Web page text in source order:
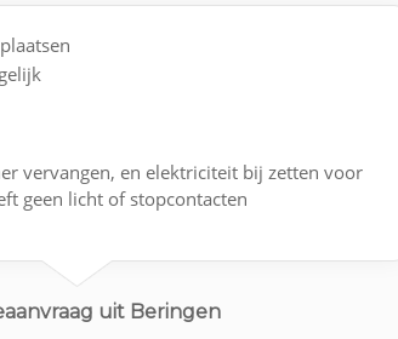
vervangen, en elektriciteit bij zetten voor
geen licht of stopcontacten
uit Beringen